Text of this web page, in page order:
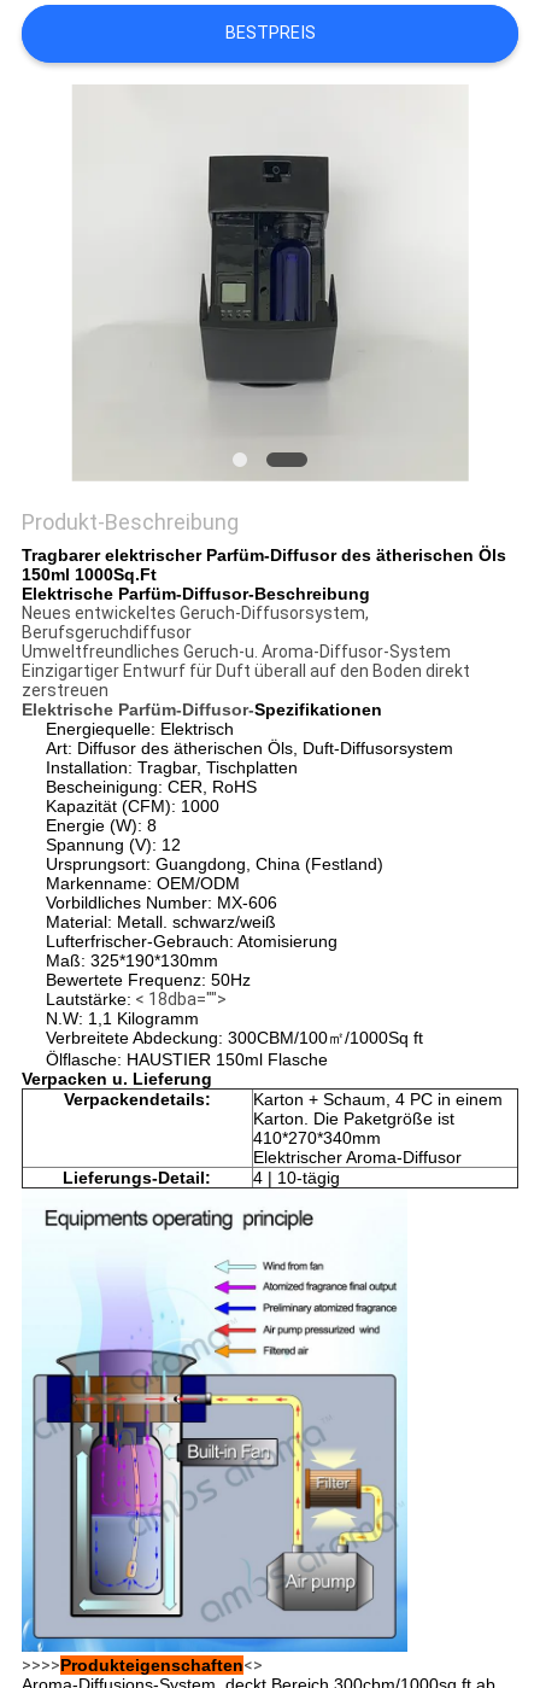
SHOPPING
ONLINE
BESTPREIS
Produkt-Beschreibung
Tragbarer elektrischer Parfüm-Diffusor des ätherischen Öls
150ml 1000Sq.Ft
Elektrische Parfüm-Diffusor-Beschreibung
Neues entwickeltes Geruch-Diffusorsystem,
Berufsgeruchdiffusor
Umweltfreundliches Geruch-u. Aroma-Diffusor-System
Einzigartiger Entwurf für Duft überall auf den Boden direkt
zerstreuen
Elektrische Parfüm-Diffusor-Spezifikationen
Energiequelle: Elektrisch
Art: Diffusor des ätherischen Öls, Duft-Diffusorsystem
Installation: Tragbar, Tischplatten
Bescheinigung: CER, RoHS
Kapazität (CFM): 1000
Energie (W): 8
Spannung (V): 12
Ursprungsort: Guangdong, China (Festland)
Markenname: OEM/ODM
Vorbildliches Number: MX-606
Material: Metall. schwarz/weiß
Lufterfrischer-Gebrauch: Atomisierung
Maß: 325*190*130mm
Bewertete Frequenz: 50Hz
Lautstärke: < 18dba="">
N.W: 1,1 Kilogramm
Verbreitete Abdeckung: 300CBM/100㎡/1000Sq ft
Ölflasche: HAUSTIER 150ml Flasche
Verpacken u. Lieferung
Verpackendetails:
Karton + Schaum, 4 PC in einem
Karton. Die Paketgröße ist
410*270*340mm
Elektrischer Aroma-Diffusor
Lieferungs-Detail:
4 | 10-tägig
>>>>Produkteigenschaften<>